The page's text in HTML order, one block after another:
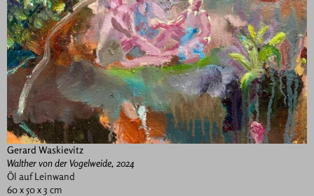
Gerard Waskievitz
Walther von der Vogelweide, 2024
Öl auf Leinwand
60 x 50 x 3 cm